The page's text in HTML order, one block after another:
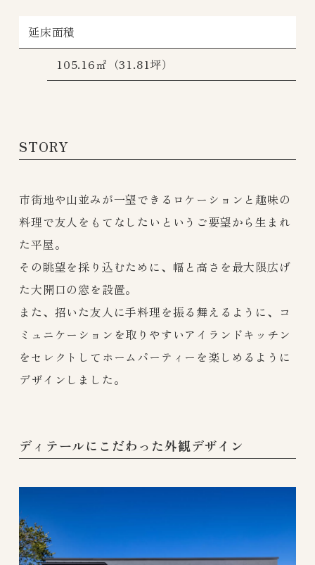
延床面積
105.16㎡（31.81坪）
STORY
市街地や山並みが一望できるロケーションと趣味の
料理で友人をもてなしたいというご要望から生まれ
た平屋。
その眺望を採り込むために、幅と高さを最大限広げ
た大開口の窓を設置。
また、招いた友人に手料理を振る舞えるように、コ
ミュニケーションを取りやすいアイランドキッチン
をセレクトしてホームパーティーを楽しめるように
デザインしました。
ディテールにこだわった外観デザイン